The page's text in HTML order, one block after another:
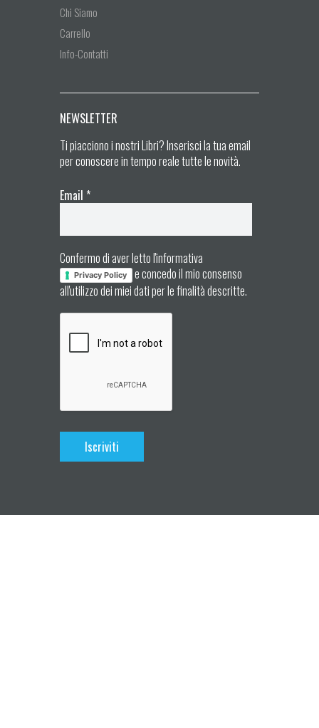
Chi Siamo
Carrello
Info-Contatti
NEWSLETTER
Ti piacciono i nostri Libri? Inserisci la tua email
per conoscere in tempo reale tutte le novità.
Email *
Confermo di aver letto l'informativa
Privacy Policy
e concedo il mio consenso
all'utilizzo dei miei dati per le finalità descritte.